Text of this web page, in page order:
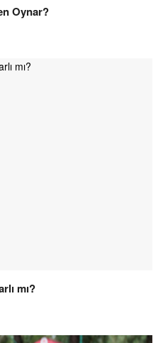
Oynar?
mı?